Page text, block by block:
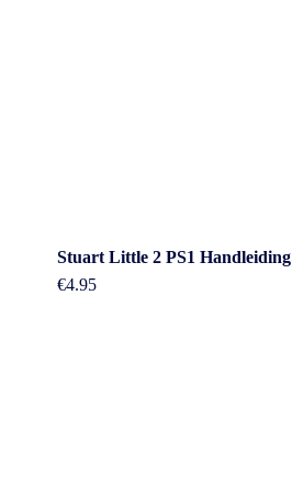
Stuart Little 2 PS1 Handleiding
€4.95